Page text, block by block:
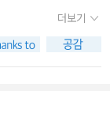
들을 울때 까지 놀
여자아이를 힘껏
부러 세게 공을 던
코스를 즐겨 주
먹게 된 손님들은
구를 타는 순간
을 얻게되는반면
니다. 수상한 놀이
니다. 짧지만 강력
는 보통 책 읽
이공원을 만들
더보기